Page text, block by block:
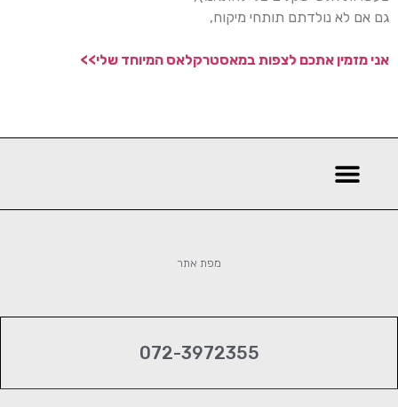
גם אם לא נולדתם תותחי מיקוח,
אני מזמין אתכם לצפות במאסטרקלאס המיוחד שלי>>
מפת אתר
‎072-3972355